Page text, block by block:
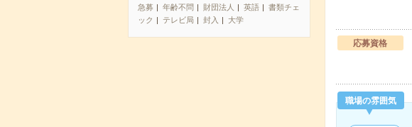
急募 年齢不問 財団法人 英語
書類チェ
ック
テレビ局 封入 大学
応募資格
職場の雰囲気